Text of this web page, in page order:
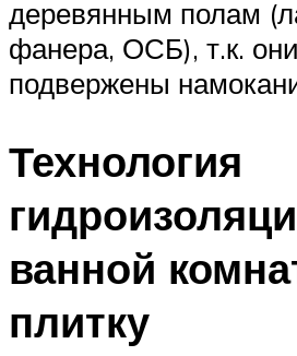
деревянным полам
фанера, ОСБ), т.к.
подвержены
Технология
ванной
плитку